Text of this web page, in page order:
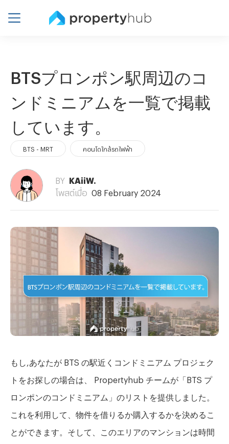
BTSプロンポン駅周辺のコ
ンドミニアムを一覧で掲載
しています。
BTS - MRT คอนโดใกล้รถไฟฟ้า
BY
KAiiW.
โพสต์เมื่อ
08 February 2024
もし,あなたが BTS の駅近くコンドミニアム プロジェク
トをお探しの場合は、 Propertyhub チームが「BTS プ
ロンポンのコンドミニアム」のリストを提供しました。
これを利用して、物件を借りるか購入するかを決めるこ
とができます。そして、このエリアのマンションは時間